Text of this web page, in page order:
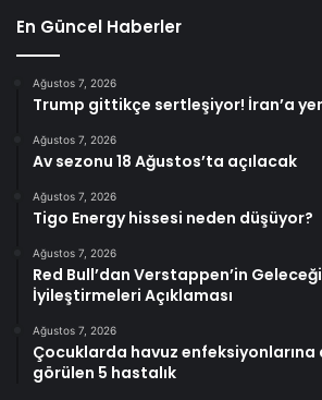
En Güncel Haberler
Ağustos 7, 2026
Trump gittikçe sertleşiyor! İran’a
Ağustos 7, 2026
Av sezonu 18 Ağustos’ta açılacak
Ağustos 7, 2026
Tigo Energy hissesi neden düşüyor?
Ağustos 7, 2026
Red Bull’dan Verstappen’in Geleceği
İyileştirmeleri Açıklaması
Ağustos 7, 2026
Çocuklarda havuz enfeksiyonlarına
görülen 5 hastalık